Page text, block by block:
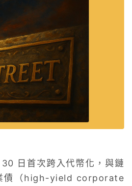
日首次跨入代幣化，與鏈
債（high-yield corporate